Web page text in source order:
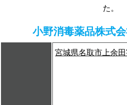
た。
小野消毒薬品株式
宮城県名取市上余